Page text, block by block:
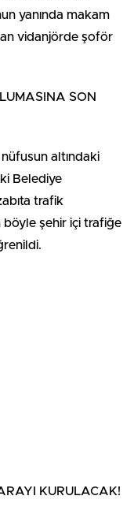
yanında makam
vidanjörde şoför
SON
altındaki
Belediye
trafik
böyle şehir içi trafiğe
KURULACAK!